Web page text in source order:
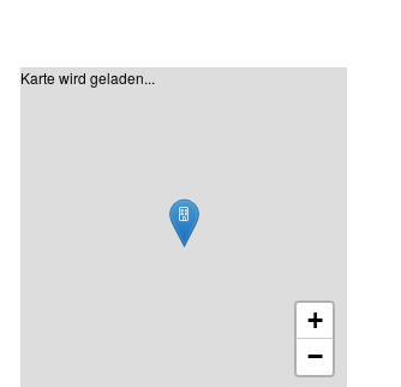
Karte wird geladen...
+
−